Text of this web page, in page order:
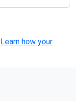
Learn how your